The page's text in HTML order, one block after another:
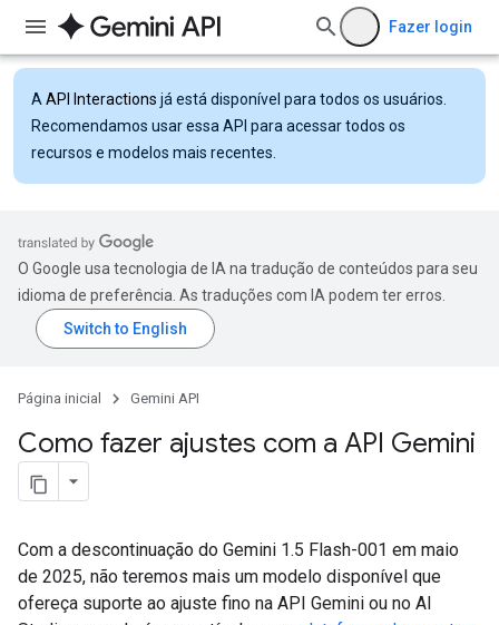
Fazer login
A API Interactions já está disponível para todos os usuários.
Recomendamos usar essa API para acessar todos os
recursos e modelos mais recentes.
O Google usa tecnologia de IA na tradução de conteúdos para seu
idioma de preferência. As traduções com IA podem ter erros.
Página inicial Gemini API
Como fazer ajustes com a API Gemini
Com a descontinuação do Gemini 1.5 Flash-001 em maio
de 2025, não teremos mais um modelo disponível que
ofereça suporte ao ajuste fino na API Gemini ou no AI